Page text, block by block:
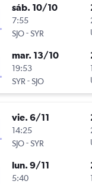
sáb. 10/10
7:55
SJO-SYR
mar. 13/10
19:53
SYR -SJO
vie. 6/11
14:25
SJO-SYR
lun. 9/11
5:40